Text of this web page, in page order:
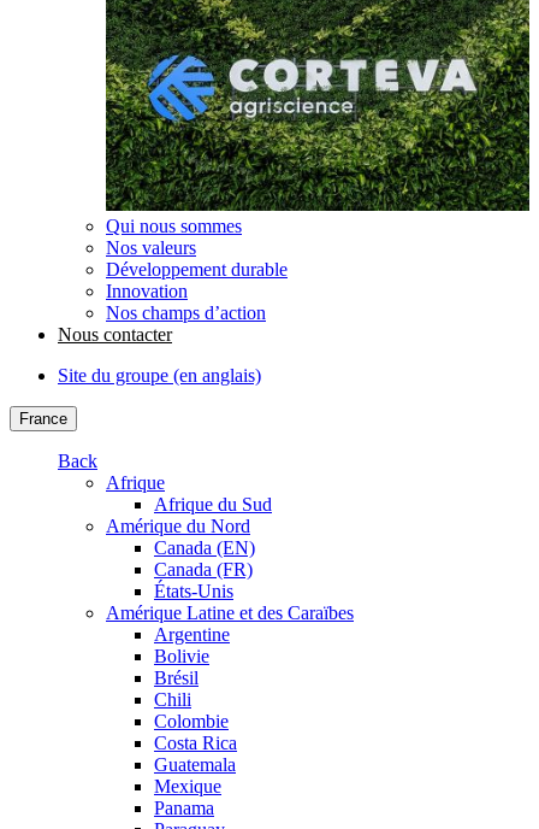
Qui nous sommes
Nos valeurs
Développement durable
Innovation
Nos champs d’action
Nous contacter
Site du groupe (en anglais)
France
Back
Afrique
Afrique du Sud
Amérique du Nord
Canada (EN)
Canada (FR)
États-Unis
Amérique Latine et des Caraïbes
Argentine
Bolivie
Brésil
Chili
Colombie
Costa Rica
Guatemala
Mexique
Panama